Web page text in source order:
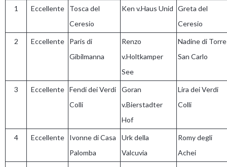
1 Eccellente
Tosca del
Ceresio
Ken v.Haus Unid Greta del
Ceresio
2 Eccellente
Paris di
Gibilmanna
Renzo
v.Holtkamper
See
Nadine di Torre
San Carlo
3 Eccellente
Fendi dei Verdi
Colli
Goran
v.Bierstadter
Hof
Lira dei Verdi
Colli
4 Eccellente
Ivonne di Casa
Palomba
Urk della
Valcuvia
Romy degli
Achei